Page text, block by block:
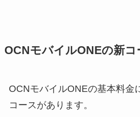
OCNモバイルONEの新コ
OCNモバイルONEの基本料金
コースがあります。